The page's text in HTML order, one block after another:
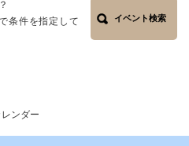
ンダー
条件を指定して
イベント検索